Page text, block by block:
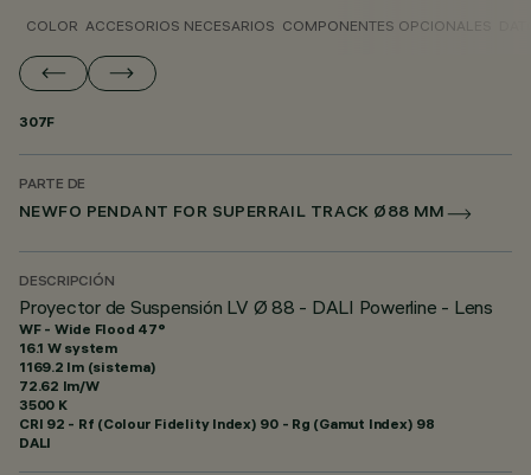
COLOR ACCESORIOS NECESARIOS COMPONENTES OPCIONALES
307F
PARTE DE
NEWFO PENDANT FOR SUPERRAIL TRACK Ø88 MM
DESCRIPCIÓN
Proyector de Suspensión LV Ø 88 - DALI Powerline - Lens
WF - Wide Flood 47°
16.1 W system
1169.2 lm (sistema)
72.62 lm/W
3500 K
CRI 92 - Rf (Colour Fidelity Index) 90 - Rg (Gamut Index) 98
DALI